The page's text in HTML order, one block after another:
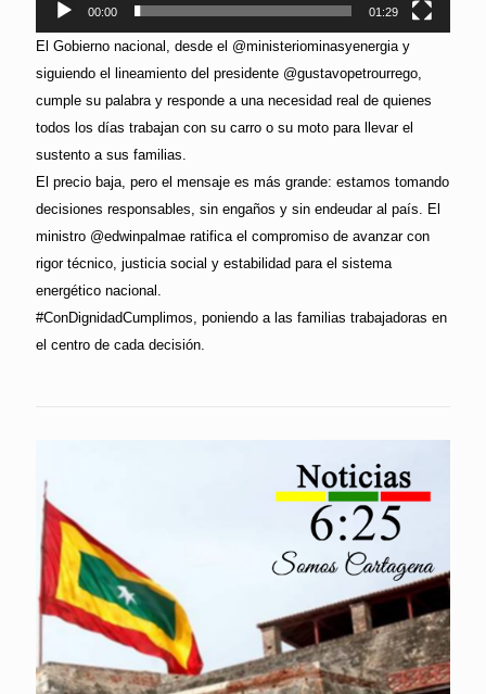
00:00 01:29
El Gobierno nacional, desde el @ministeriominasyenergia y
siguiendo el lineamiento del presidente @gustavopetrourrego,
cumple su palabra y responde a una necesidad real de quienes
todos los días trabajan con su carro o su moto para llevar el
sustento a sus familias.
El precio baja, pero el mensaje es más grande: estamos tomando
decisiones responsables, sin engaños y sin endeudar al país. El
ministro @edwinpalmae ratifica el compromiso de avanzar con
rigor técnico, justicia social y estabilidad para el sistema
energético nacional.
#ConDignidadCumplimos, poniendo a las familias trabajadoras en
el centro de cada decisión.